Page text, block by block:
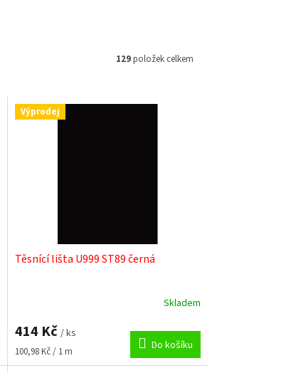
129položek celkem
Výprodej
Těsnící lišta U999 ST89 černá
Skladem
414 Kč / ks
Měrná
cena:
100,98 Kč / 1 m Do košíku